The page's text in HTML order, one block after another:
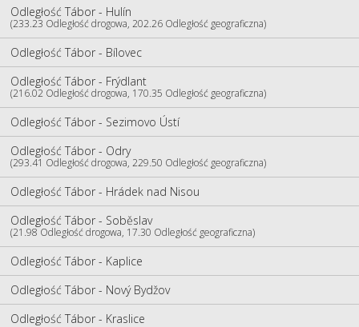
Odległość Tábor - Hulín
(233.23 Odległość drogowa, 202.26 Odległość geograficzna)
Odległość Tábor - Bílovec
Odległość Tábor - Frýdlant
(216.02 Odległość drogowa, 170.35 Odległość geograficzna)
Odległość Tábor - Sezimovo Ústí
Odległość Tábor - Odry
(293.41 Odległość drogowa, 229.50 Odległość geograficzna)
Odległość Tábor - Hrádek nad Nisou
Odległość Tábor - Soběslav
(21.98 Odległość drogowa, 17.30 Odległość geograficzna)
Odległość Tábor - Kaplice
Odległość Tábor - Nový Bydžov
Odległość Tábor - Kraslice